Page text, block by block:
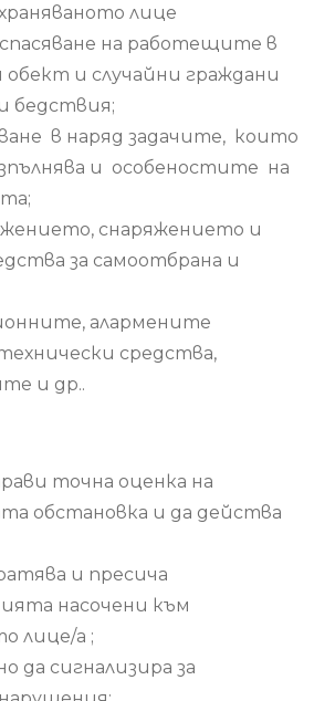
лице
на работещите в
обект и случайни граждани
бедствия;
в наряд задачите, които
и особеностите на
снаряжението и
за самоотбрана и
алармените
средства,
и др..
точна оценка на
обстановка и да действа
и пресича
насочени към
лице/а ;
да сигнализира за